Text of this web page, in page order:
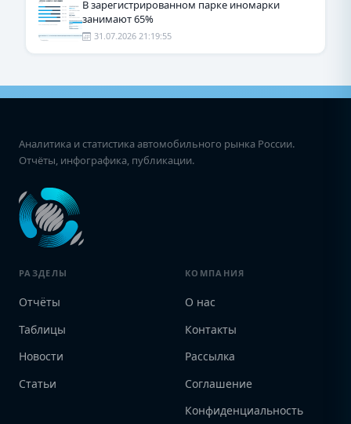
В зарегистрированном парке иномарки
занимают 65%
31.07.2026 21:19:55
Аналитика и статистика автомобильного рынка России.
Отчёты, инфографика, публикации.
РАЗДЕЛЫ
Отчёты
Таблицы
Новости
Статьи
КОМПАНИЯ
О нас
Контакты
Рассылка
Соглашение
Конфиденциальность